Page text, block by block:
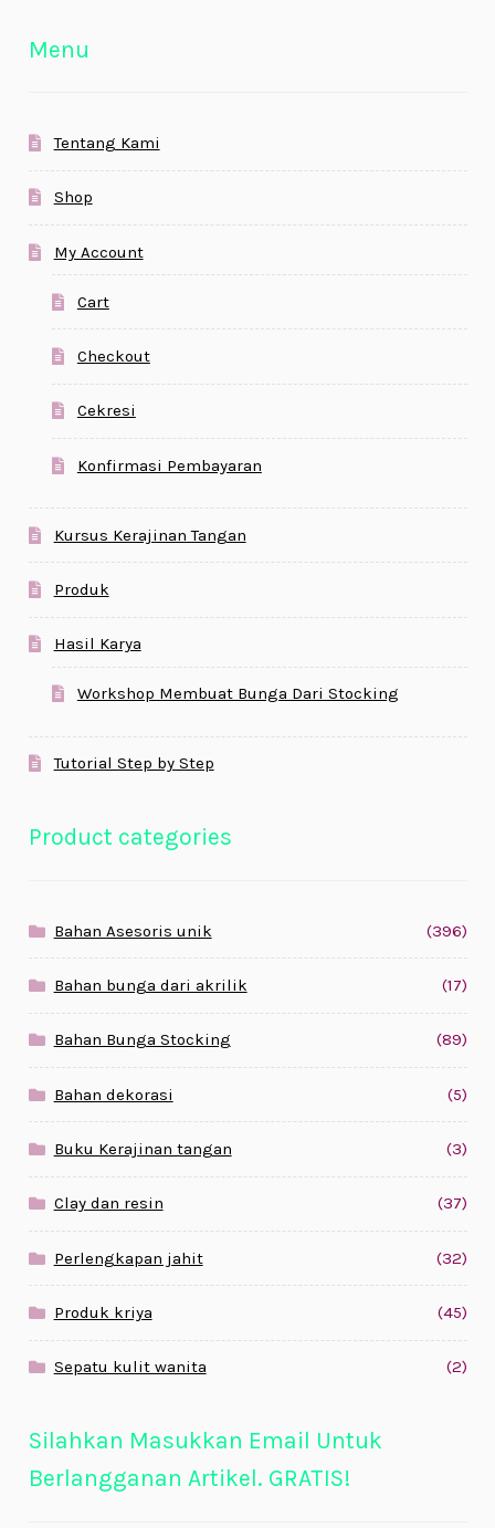
Menu
Tentang Kami
Shop
My Account
Cart
Checkout
Cekresi
Konfirmasi Pembayaran
Kursus Kerajinan Tangan
Produk
Hasil Karya
Workshop Membuat Bunga Dari Stocking
Tutorial Step by Step
Product categories
Bahan Asesoris unik (396)
Bahan bunga dari akrilik (17)
Bahan Bunga Stocking (89)
Bahan dekorasi (5)
Buku Kerajinan tangan (3)
Clay dan resin (37)
Perlengkapan jahit (32)
Produk kriya (45)
Sepatu kulit wanita (2)
Silahkan Masukkan Email Untuk
Berlangganan Artikel. GRATIS!